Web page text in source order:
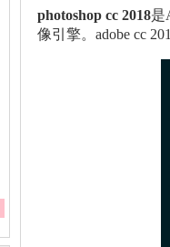
photoshop cc 2018是
像引擎。adobe cc